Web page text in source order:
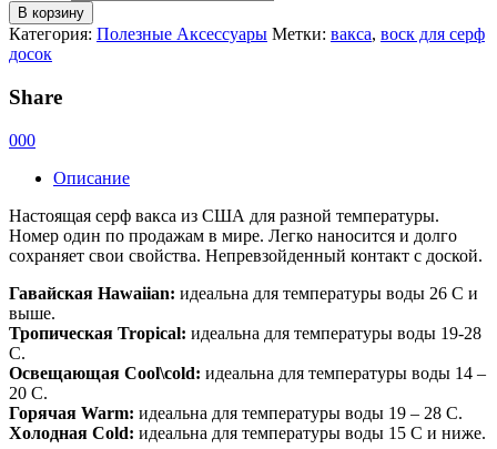
В корзину
Категория: Полезные Аксессуары Метки: вакса, воск для серф
досок
Share
000
Описание
Настоящая серф вакса из США для разной температуры.
Номер один по продажам в мире. Легко наносится и долго
сохраняет свои свойства. Непревзойденный контакт с доской.
Гавайская Hawaiian: идеальна для температуры воды 26 С и
выше.
Тропическая Tropical: идеальна для температуры воды 19-28
С.
Освещающая Cool\cold: идеальна для температуры воды 14 –
20 С.
Горячая Warm: идеальна для температуры воды 19 – 28 С.
Холодная Cold: идеальна для температуры воды 15 С и ниже.